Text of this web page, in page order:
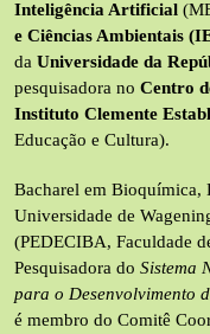
Inteligência Artificial
e Ciências Ambientais
da Universidade da
pesquisadora no Centro
Instituto Clemente
Educação e Cultura).
Bacharel em Bioquímica,
Universidade de
(PEDECIBA, Faculdade
Pesquisadora do Sistema
para o Desenvolvimento
é membro do Comitê